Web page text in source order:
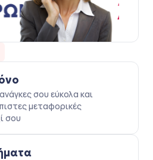
σου εύκολα και
μεταφορικές
σου